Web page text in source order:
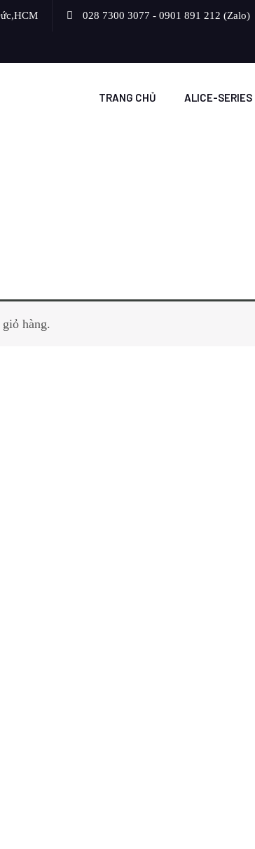
028 7300 3077 - 0901 891 212 (Zalo)
TRANG CHỦ ALICE-SERIES
hàng.